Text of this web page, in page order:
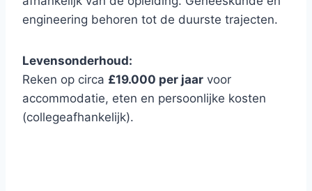
engineering behoren tot de duurste trajecten.
Levensonderhoud:
Reken op circa £19.000 per jaar voor
accommodatie, eten en persoonlijke kosten
(collegeafhankelijk).